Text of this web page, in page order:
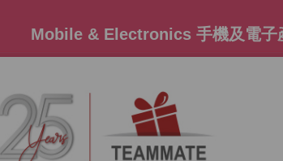
Mobile & Electronics 手機及電子